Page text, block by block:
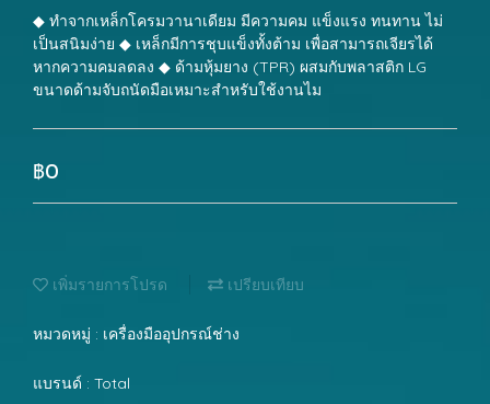
◆ ทำจากเหล็กโครมวานาเดียม มีความคม แข็งแรง ทนทาน ไม่
เป็นสนิมง่าย ◆ เหล็กมีการชุบแข็งทั้งต้าม เพื่อสามารถเจียรได้
หากความคมลดลง ◆ ด้ามหุ้มยาง (TPR) ผสมกับพลาสติก LG
ขนาดด้ามจับถนัดมือเหมาะสำหรับใช้งานไม
฿0
เพิ่มรายการโปรด เปรียบเทียบ
หมวดหมู่ : เครื่องมืออุปกรณ์ช่าง
แบรนด์ : Total